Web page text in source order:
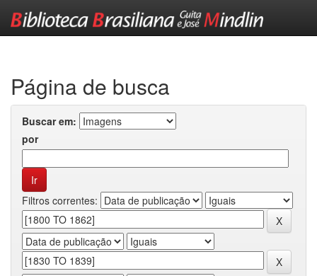
Página de busca
Buscar em:
por
Filtros correntes: